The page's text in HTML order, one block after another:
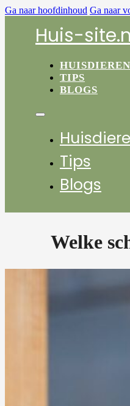
Ga naar hoofdinhoud Ga naar
Huis-
HUISDIEREN
TIPS
BLOGS
Tips
Blogs
Welke